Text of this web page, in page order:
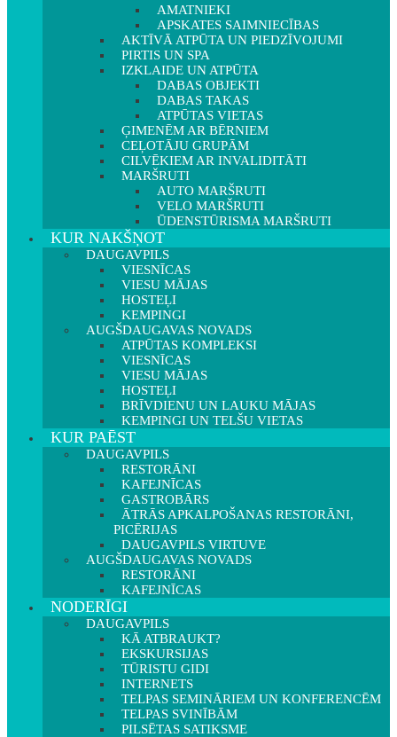
AMATNIEKI
APSKATES SAIMNIECĪBAS
AKTĪVĀ ATPŪTA UN PIEDZĪVOJUMI
PIRTIS UN SPA
IZKLAIDE UN ATPŪTA
DABAS OBJEKTI
DABAS TAKAS
ATPŪTAS VIETAS
ĢIMENĒM AR BĒRNIEM
CEĻOTĀJU GRUPĀM
CILVĒKIEM AR INVALIDITĀTI
MARŠRUTI
AUTO MARŠRUTI
VELO MARŠRUTI
ŪDENSTŪRISMA MARŠRUTI
KUR NAKŠŅOT
DAUGAVPILS
VIESNĪCAS
VIESU MĀJAS
HOSTEĻI
KEMPINGI
AUGŠDAUGAVAS NOVADS
ATPŪTAS KOMPLEKSI
VIESNĪCAS
VIESU MĀJAS
HOSTEĻI
BRĪVDIENU UN LAUKU MĀJAS
KEMPINGI UN TELŠU VIETAS
KUR PAĒST
DAUGAVPILS
RESTORĀNI
KAFEJNĪCAS
GASTROBĀRS
ĀTRĀS APKALPOŠANAS RESTORĀNI,
PICĒRIJAS
DAUGAVPILS VIRTUVE
AUGŠDAUGAVAS NOVADS
RESTORĀNI
KAFEJNĪCAS
NODERĪGI
DAUGAVPILS
KĀ ATBRAUKT?
EKSKURSIJAS
TŪRISTU GIDI
INTERNETS
TELPAS SEMINĀRIEM UN KONFERENCĒM
TELPAS SVINĪBĀM
PILSĒTAS SATIKSME